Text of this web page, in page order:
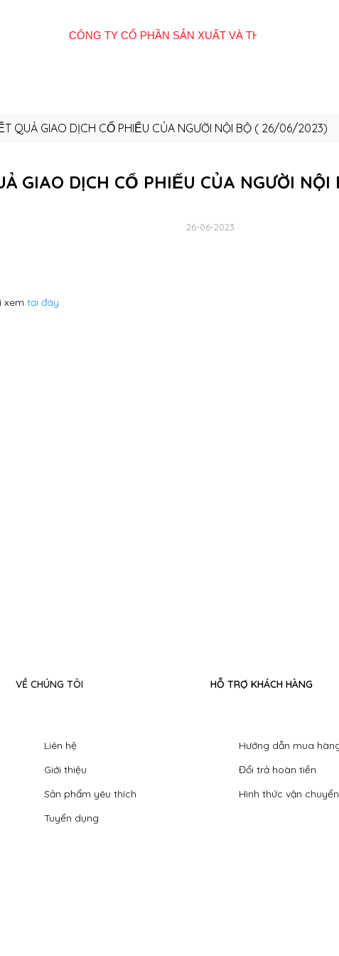
QUẢ GIAO DỊCH CỔ PHIẾU CỦA NGƯỜI NỘI BỘ ( 26/06/2023)
GIAO DỊCH CỔ PHIẾU CỦA NGƯỜI
26-06-2023
xem tại đây
VỀ CHÚNG TÔI
Liên hệ
Giới thiệu
Sản phẩm yêu thích
Tuyển dụng
HỖ TRỢ KHÁCH HÀNG
Hướng dẫn mua
Đổi trả hoàn tiền
Hình thức vận chuyển